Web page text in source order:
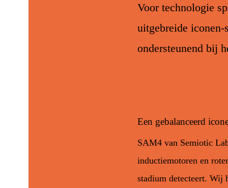
Voor technologie
uitgebreide
ondersteunend bij
Een gebalanceerd
SAM4 van Semiotic
inductiemotoren en
stadium detecteert. Wij